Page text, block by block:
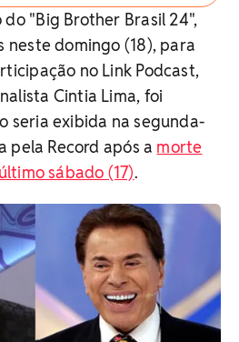
"Big Brother Brasil 24",
neste domingo (18), para
no Link Podcast,
Cintia Lima, foi
seria exibida na segunda-
pela Record após a morte
sábado (17).